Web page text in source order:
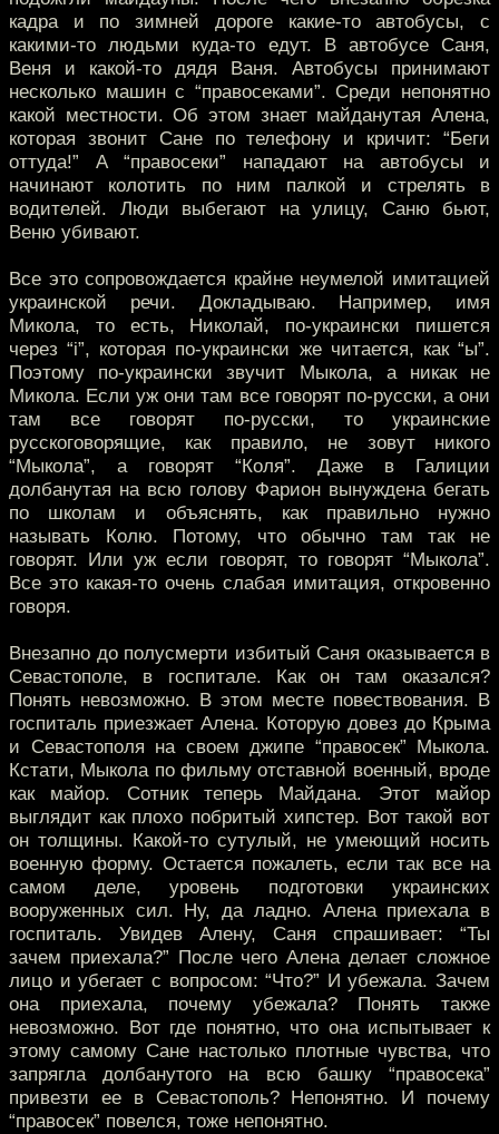
кадра и по зимней дороге какие-то автобусы, с
какими-то людьми куда-то едут. В автобусе Саня,
Веня и какой-то дядя Ваня. Автобусы принимают
несколько машин с “правосеками”. Среди непонятно
какой местности. Об этом знает майданутая Алена,
которая звонит Сане по телефону и кричит: “Беги
оттуда!” А “правосеки” нападают на автобусы и
начинают колотить по ним палкой и стрелять в
водителей. Люди выбегают на улицу, Саню бьют,
Веню убивают.
Все это сопровождается крайне неумелой имитацией
украинской речи. Докладываю. Например, имя
Микола, то есть, Николай, по-украински пишется
через “i”, которая по-украински же читается, как “ы”.
Поэтому по-украински звучит Мыкола, а никак не
Микола. Если уж они там все говорят по-русски, а они
там все говорят по-русски, то украинские
русскоговорящие, как правило, не зовут никого
“Мыкола”, а говорят “Коля”. Даже в Галиции
долбанутая на всю голову Фарион вынуждена бегать
по школам и объяснять, как правильно нужно
называть Колю. Потому, что обычно там так не
говорят. Или уж если говорят, то говорят “Мыкола”.
Все это какая-то очень слабая имитация, откровенно
говоря.
Внезапно до полусмерти избитый Саня оказывается в
Севастополе, в госпитале. Как он там оказался?
Понять невозможно. В этом месте повествования. В
госпиталь приезжает Алена. Которую довез до Крыма
и Севастополя на своем джипе “правосек” Мыкола.
Кстати, Мыкола по фильму отставной военный, вроде
как майор. Сотник теперь Майдана. Этот майор
выглядит как плохо побритый хипстер. Вот такой вот
он толщины. Какой-то сутулый, не умеющий носить
военную форму. Остается пожалеть, если так все на
самом деле, уровень подготовки украинских
вооруженных сил. Ну, да ладно. Алена приехала в
госпиталь. Увидев Алену, Саня спрашивает: “Ты
зачем приехала?” После чего Алена делает сложное
лицо и убегает с вопросом: “Что?” И убежала. Зачем
она приехала, почему убежала? Понять также
невозможно. Вот где понятно, что она испытывает к
этому самому Сане настолько плотные чувства, что
запрягла долбанутого на всю башку “правосека”
привезти ее в Севастополь? Непонятно. И почему
“правосек” повелся, тоже непонятно.